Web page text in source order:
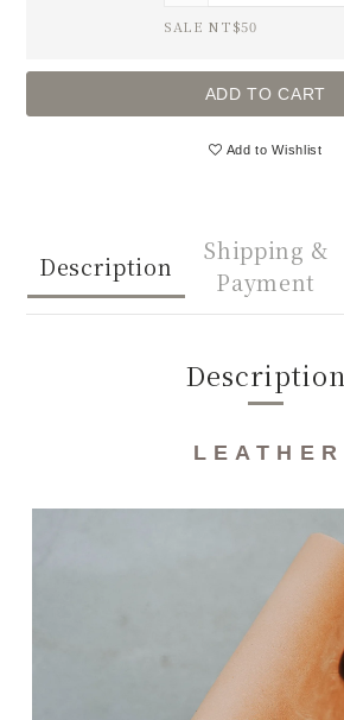
SALE NT$50
ADD TO CART
Add to Wishlist
Description
Shipping &
Payment
Description
L E A T H E R